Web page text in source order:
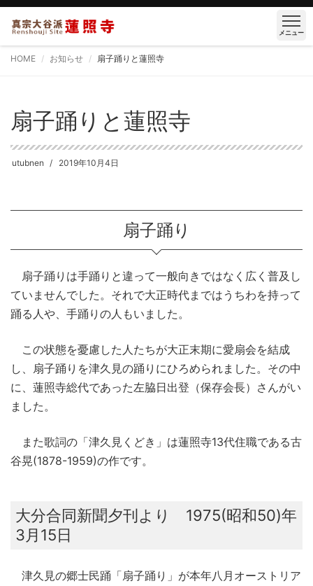
メニュー
HOME お知らせ 扇子踊りと蓮照寺
扇子踊りと蓮照寺
utubnen 2019年10月4日
扇子踊り
扇子踊りは手踊りと違って一般向きではなく広く普及し
ていませんでした。それで大正時代まではうちわを持って
踊る人や、手踊りの人もいました。
この状態を憂慮した人たちが大正末期に愛扇会を結成
し、扇子踊りを津久見の踊りにひろめられました。その中
に、蓮照寺総代であった左脇日出登（保存会長）さんがい
ました。
また歌詞の「津久見くどき」は蓮照寺13代住職である古
谷晃(1878-1959)の作です。
大分合同新聞夕刊より 1975(昭和50)年
3月15日
津久見の郷士民踊「扇子踊り」が本年八月オーストリア